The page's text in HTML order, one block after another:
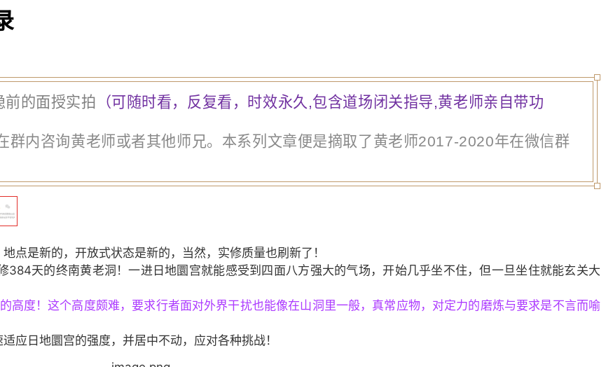
前的面授实拍 （可随时看，反复看，时效永久,包含道场闭关指导,黄老师亲自带功
群内咨询黄老师或者其他师兄。本系列文章便是摘取了黄老师2017-2020年在微信群
点是新的，开放式状态是新的，当然，实修质量也刷新了！
384天的终南黄老洞！一进日地圜宫就能感受到四面八方强大的气场，开始几乎坐不住，但一旦坐住就能玄关大
高度！这个高度颇难，要求行者面对外界干扰也能像在山洞里一般，真常应物，对定力的磨炼与要求是不言而喻
应日地圜宫的强度，并居中不动，应对各种挑战！